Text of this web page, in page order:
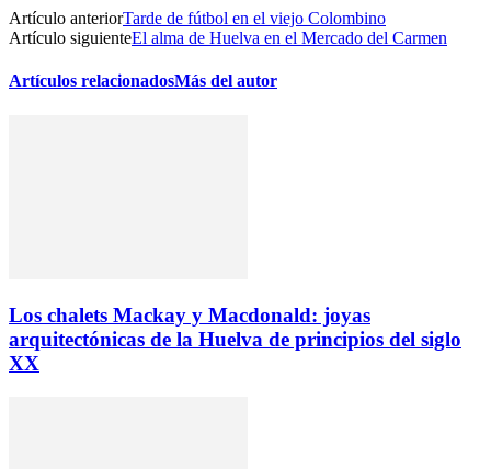
Artículo anteriorTarde de fútbol en el viejo Colombino
Artículo siguienteEl alma de Huelva en el Mercado del Carmen
Artículos relacionadosMás del autor
Los chalets Mackay y Macdonald: joyas
arquitectónicas de la Huelva de principios del siglo
XX